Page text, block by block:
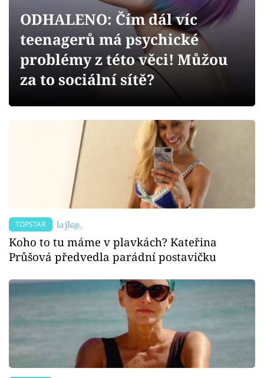
Videa
Sledujte prima+
ODHALENO: Čím dál víc
teenagerů má psychické
problémy z této věci! Můžou
za to sociální sítě?
TOPSTAR
Koho to tu máme v plavkách? Kateřina
Průšová předvedla parádní postavičku